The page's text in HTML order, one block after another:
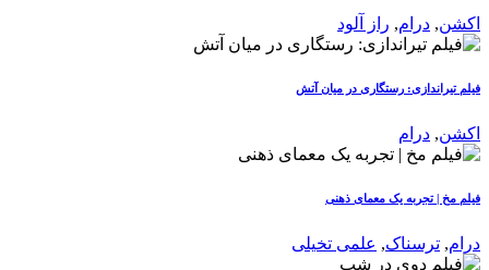
اکشن, درام, راز آلود
فیلم تیراندازی: رستگاری در میان آتش
اکشن, درام
فیلم مخ | تجربه یک معمای ذهنی
درام, ترسناک, علمی تخیلی